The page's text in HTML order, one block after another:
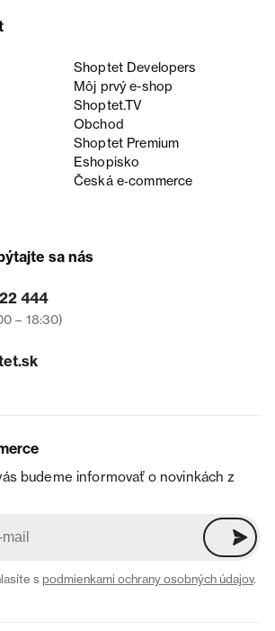
Shoptet Developers
Môj prvý e-shop
Shoptet.TV
Obchod
Shoptet Premium
Eshopisko
Česká e‑commerce
sa nás
444
– 18:30)
budeme informovať o novinkách z
spodmienkami ochrany osobných údajov.